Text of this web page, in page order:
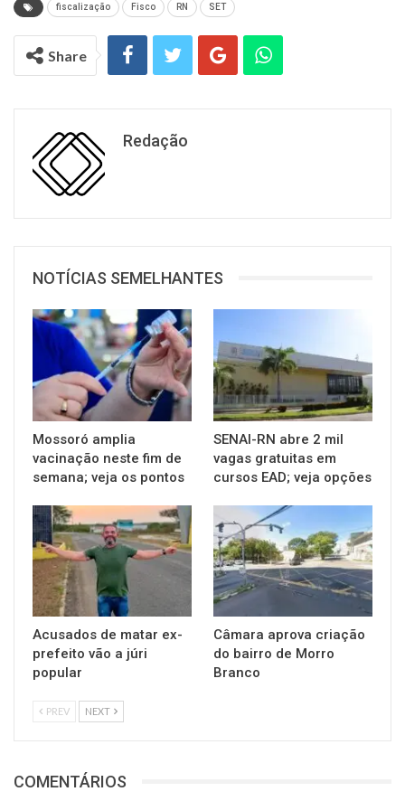
fiscalização Fisco RN SET
Share
Redação
NOTÍCIAS SEMELHANTES
Mossoró amplia
vacinação neste fim de
semana; veja os pontos
SENAI-RN abre 2 mil
vagas gratuitas em
cursos EAD; veja opções
Acusados de matar ex-
prefeito vão a júri
popular
Câmara aprova criação
do bairro de Morro
Branco
PREV NEXT
COMENTÁRIOS